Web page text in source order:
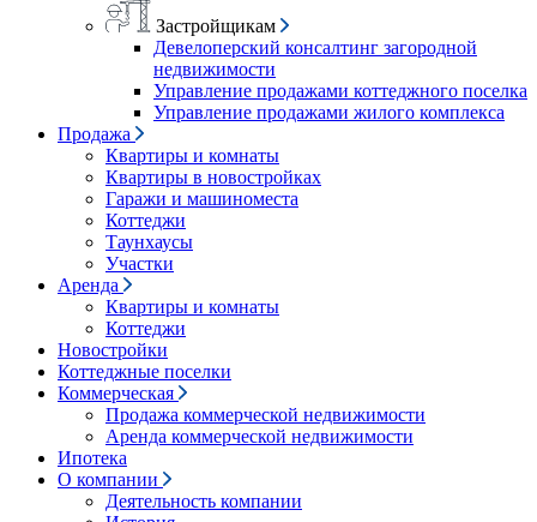
Застройщикам
Девелоперский консалтинг загородной
недвижимости
Управление продажами коттеджного поселка
Управление продажами жилого комплекса
Продажа
Квартиры и комнаты
Квартиры в новостройках
Гаражи и машиноместа
Коттеджи
Таунхаусы
Участки
Аренда
Квартиры и комнаты
Коттеджи
Новостройки
Коттеджные поселки
Коммерческая
Продажа коммерческой недвижимости
Аренда коммерческой недвижимости
Ипотека
О компании
Деятельность компании